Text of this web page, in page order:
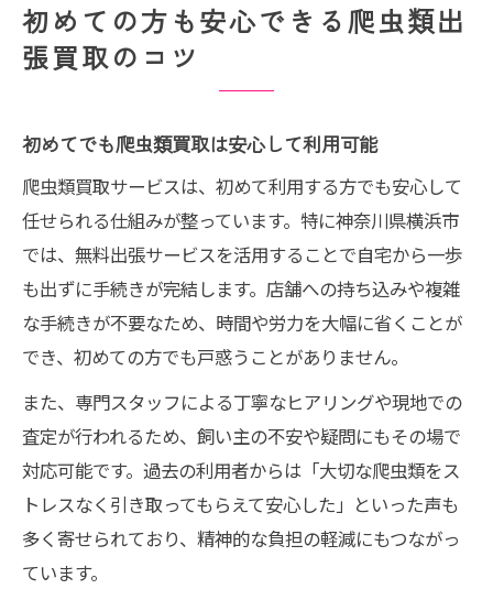
初めての方も安心できる爬虫類出
張買取のコツ
初めてでも爬虫類買取は安心して利用可能
爬虫類買取サービスは、初めて利用する方でも安心して
任せられる仕組みが整っています。特に神奈川県横浜市
では、無料出張サービスを活用することで自宅から一歩
も出ずに手続きが完結します。店舗への持ち込みや複雑
な手続きが不要なため、時間や労力を大幅に省くことが
でき、初めての方でも戸惑うことがありません。
また、専門スタッフによる丁寧なヒアリングや現地での
査定が行われるため、飼い主の不安や疑問にもその場で
対応可能です。過去の利用者からは「大切な爬虫類をス
トレスなく引き取ってもらえて安心した」といった声も
多く寄せられており、精神的な負担の軽減にもつながっ
ています。